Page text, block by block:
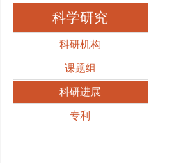
科学研究
科研机构
课题组
科研进展
专利